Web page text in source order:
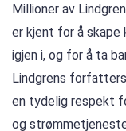
Millioner av
er kjent for å skape
igjen i, og for å ta
Lindgrens
en tydelig respekt
og